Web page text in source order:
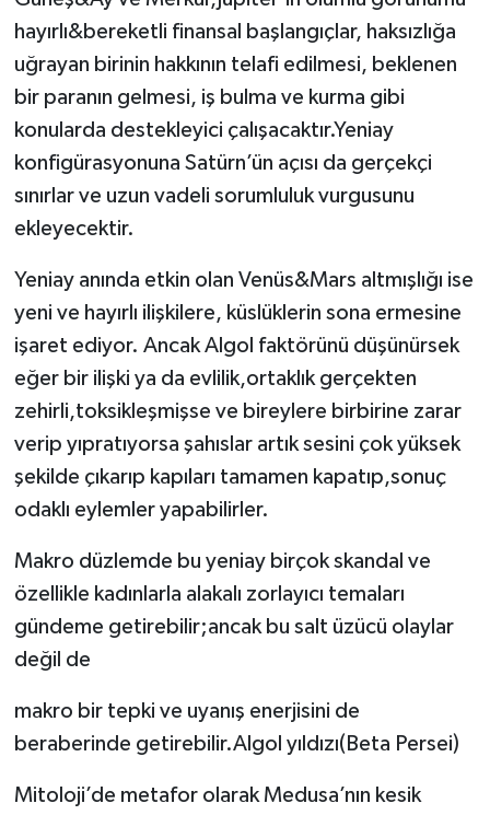
hayırlı&bereketli finansal başlangıçlar, haksızlığa
uğrayan birinin hakkının telafi edilmesi, beklenen
bir paranın gelmesi, iş bulma ve kurma gibi
konularda destekleyici çalışacaktır.Yeniay
konfigürasyonuna Satürn’ün açısı da gerçekçi
sınırlar ve uzun vadeli sorumluluk vurgusunu
ekleyecektir.
Yeniay anında etkin olan Venüs&Mars altmışlığı ise
yeni ve hayırlı ilişkilere, küslüklerin sona ermesine
işaret ediyor. Ancak Algol faktörünü düşünürsek
eğer bir ilişki ya da evlilik,ortaklık gerçekten
zehirli,toksikleşmişse ve bireylere birbirine zarar
verip yıpratıyorsa şahıslar artık sesini çok yüksek
şekilde çıkarıp kapıları tamamen kapatıp,sonuç
odaklı eylemler yapabilirler.
Makro düzlemde bu yeniay birçok skandal ve
özellikle kadınlarla alakalı zorlayıcı temaları
gündeme getirebilir;ancak bu salt üzücü olaylar
değil de
makro bir tepki ve uyanış enerjisini de
beraberinde getirebilir.Algol yıldızı(Beta Persei)
Mitoloji’de metafor olarak Medusa’nın kesik